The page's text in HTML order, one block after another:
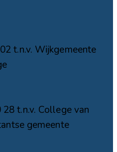
t.n.v. Wijkgemeente
t.n.v. College van
gemeente